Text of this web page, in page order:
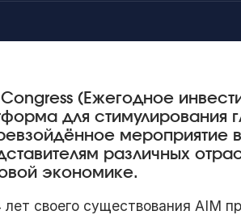
(Ежегодное
для стимулирования
различных
экономике.
лет своего существования AIM